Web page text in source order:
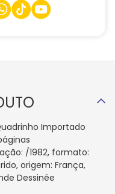
Importado
/1982, formato:
origem: França,
Dessinée